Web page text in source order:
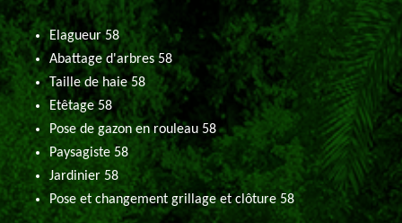
Elagueur 58
Abattage d'arbres 58
Taille de haie 58
Etêtage 58
Pose de gazon en rouleau 58
Paysagiste 58
Jardinier 58
Pose et changement grillage et clôture 58